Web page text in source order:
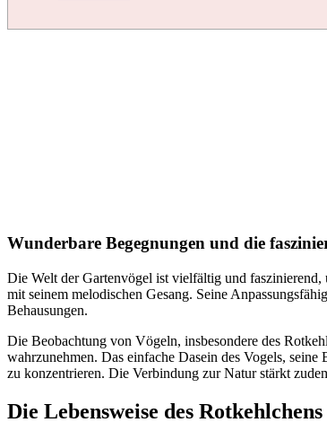
Wunderbare Begegnungen und die
Die Welt der Gartenvögel ist vielfältig und faszinierend,
mit seinem melodischen Gesang. Seine
Behausungen.
Die Beobachtung von Vögeln, insbesondere des
wahrzunehmen. Das einfache Dasein des Vogels,
zu konzentrieren. Die Verbindung zur Natur stärkt
Die Lebensweise des